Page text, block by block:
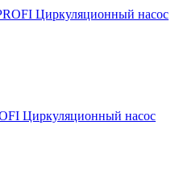
Циркуляционный насос